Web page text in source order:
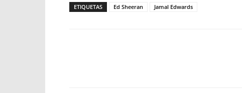
ETIQUETAS Ed Sheeran Jamal Edwards